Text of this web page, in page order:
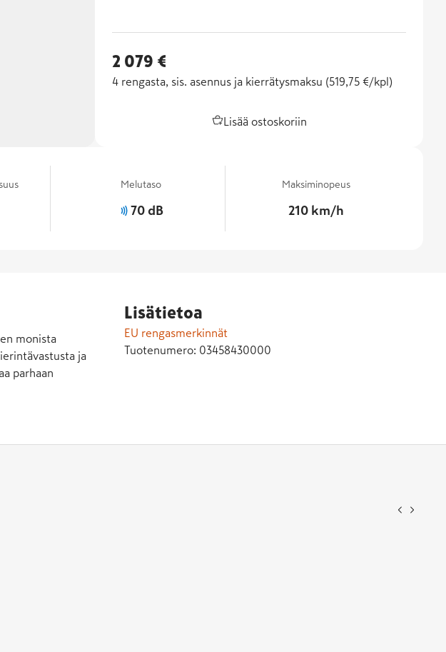
2 079 €
4 rengasta, sis. asennus ja kierrätysmaksu (519,75 €/kpl )
Lisää ostoskoriin
Melutaso
70 dB
Maksiminopeus
210 km/h
monista
ja
parhaan
Lisätietoa
EU rengasmerkinnät
Tuotenumero: 03458430000